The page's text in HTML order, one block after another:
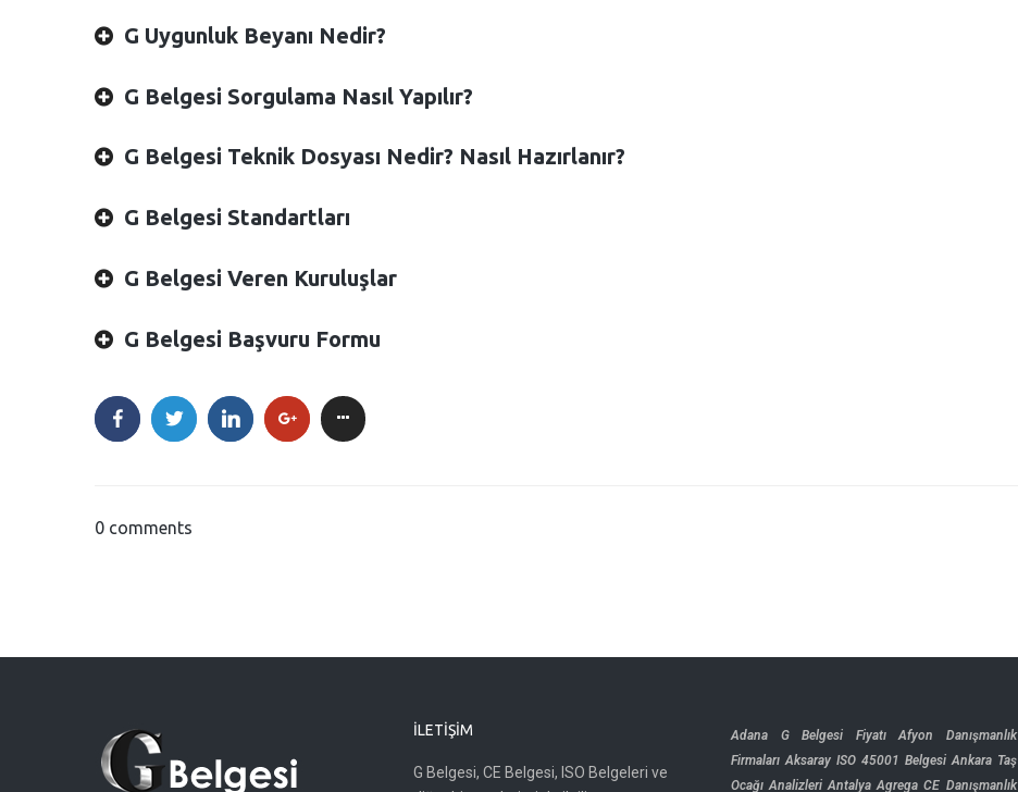
G Uygunluk Beyanı Nedir?
G Belgesi Sorgulama Nasıl Yapılır?
G Belgesi Teknik Dosyası Nedir? Nasıl Hazırlanır?
G Belgesi Standartları
G Belgesi Veren Kuruluşlar
G Belgesi Başvuru Formu
0 comments
İLETIŞIM
G Belgesi, CE Belgesi, ISO Belgeleri ve
Adana G Belgesi Fiyatı
Afyon Danışmanlık
Firmaları Aksaray ISO 45001 Belgesi Ankara Taş
Ocağı Analizleri Antalya Agrega CE Danışmanlık